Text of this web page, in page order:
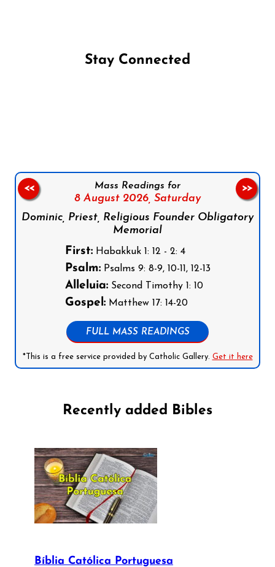
Stay Connected
Mass Readings for
8 August 2026, Saturday
Dominic, Priest, Religious Founder Obligatory
Memorial
First:Habakkuk 1: 12 - 2: 4
Psalm:Psalms 9: 8-9, 10-11, 12-13
Alleluia:Second Timothy 1: 10
Gospel:Matthew 17: 14-20
FULL MASS READINGS
*This is a free service provided by Catholic Gallery. Get it here
<< >>
Recently added Bibles
Bíblia Católica Portuguesa